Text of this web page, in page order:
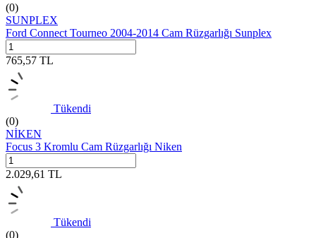
(0)
SUNPLEX
Ford Connect Tourneo 2004-2014 Cam Rüzgarlığı Sunplex
765,57 TL
Tükendi
(0)
NİKEN
Focus 3 Kromlu Cam Rüzgarlığı Niken
2.029,61 TL
Tükendi
(0)